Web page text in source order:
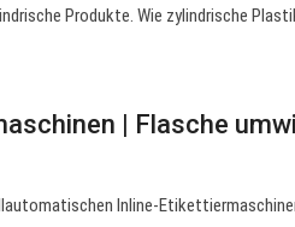
Produkte. Wie zylindrische
| Flasche
Inline-